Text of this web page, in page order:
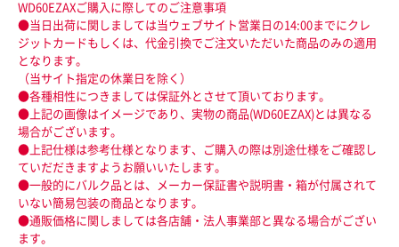
WD60EZAXご購入に際してのご注意事項
●当日出荷に関しましては当ウェブサイト営業日の14:00までにクレ
ジットカードもしくは、代金引換でご注文いただいた商品のみの適用
となります。
（当サイト指定の休業日を除く）
●各種相性につきましては保証外とさせて頂いております。
●上記の画像はイメージであり、実物の商品(WD60EZAX)とは異なる
場合がございます。
●上記仕様は参考仕様となります、ご購入の際は別途仕様をご確認し
ていだだきますようお願いいたします。
●一般的にバルク品とは、メーカー保証書や説明書・箱が付属されて
いない簡易包装の商品となります。
●通販価格に関しましては各店舗・法人事業部と異なる場合がござい
ます。